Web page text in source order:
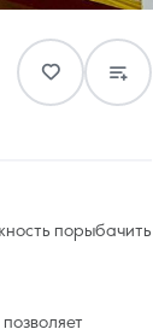
порыбачить